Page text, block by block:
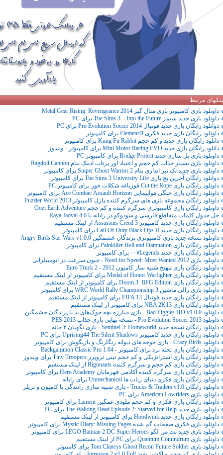
مرتبط
داونلود بازی کامپیوتر بازی متال گیر 2014 Metal Gear Rising: Revengeance
داونلود بازی جدید سیمز The Sims 3 – Into the Future برای PC
دوانلود رایگان بازی جدید فوتبال Pro Evolution Soccer 2014 برای PC
داونلود رایگان بازی جدید فکری Element4l برای کامپیوتر
دانلود رایگان بازی جدید و کم حجم Kung Fu Rabbit برای کامپیوتر
دانلود رایگان بازی جدید Mini Motor Racing EVO برای کامپیوتر - ویندوز
داونلود بازی پل سازی جدید Bridge Project برای کامپیوتر PC
داونلود بازی بسیار جذاب کم حجم و اعتیاد آور پرتاب آدمک بنام Ragdoll Cannon
داونلود بازی جدید تک تیز اندازی بنام Sniper Ghost Warrior 2 برای کامپیوتر
دوانلود رایگان آخرین پچ بازی The Sims 3 University Life برای کامپیوتر
داونلود رایگان بازی Cut the Rope قورباغه شکلات خور برای کامپیوتر PC
داونلود رایگان بازی جنگی هواپیمایی Ace Combat: Assault Horizon برای کامپیوتر
داونلود رایگان مجموعه بازی های سرگرم کننده پازل کامپیوتر Puzzler World 2013
داونلود رایگان بازی کامپیوتری سرگرم کننده و کم حجم Oozi Earth Adventure
حل جدول کلمات متقاطع فارسی و سودوکو در رایانه با Raya Jadval 4.0
داونلود رایگان بازی جدید کامپیوتر Assassins Creed 3 از لینک مستقیم
داونلود رایگان بازی جدید Call Of Duty Black Ops II برای کامپیوتر
داونلود نسخه جدید بازی کامپیوتری پرندگان خشمگین Angry Birds Star Wars v1.0.0
داونلود رایگان بازی Painkiller Hell and Damnation برای کامپیوتر
داونلود رایگان بازی جدید ۰۰۷Legends برای کامپیوتر
داونلود بازی Need for Speed: Most Wanted 2012 - جنون سرعت در اتومبیلرانی
داونلود رایگان بازی مهیج شبیه ساز کامیون Euro Truck 2 - 2012
داونلود رایگان بازی Medal of Honor Warfighter برای کامپیوتر از لینک مستقیم
داونلود رایگان بازی Doom 3: BFG Edition برای کامپیوتر از لینک مستقیم
داونلود بازی رالی ماشین WRC World Rally Championship 3 برای کامپیوتر
داونلود رایگان بازی جدید فوتبال FIFA 13 برای کامپیوتر از لینک مستقیم
داونلود رایگان بازی NBA 2K13 برای کامپیوتر از لینک مستقیم
داونلود Bad Piggies HD v1.0.0 - بازی مبارزه بچه خوک‌های بد با پرندگان خشمگین
داونلود Pro Evolution Soccer 2013 - نسخه نهایی بازی جذاب PES 2013
داونلود رایگان نسخه جدید Sentinel 3: Homeworld - بازی نگهبان ۳ خانه
داونلود رایگان بازی جدید کامپیوتر Uprising44 The Silent Shadows برای PC
داونلود Crazy Birds - بازی جوجه های دیوانه رنگارنگ و بازیگوش برای کامپیوتر
داونلود رایگان بازی تخته نرد برای کامپیوتر - Backgammon Classic Pro 1.04
داونلود رایگان بازی استراتژیکی و کم حجم تینی تروپرز Tiny Troopers برای ویندوز
داونلود رایگان بازی کم حجم و سرگرم کننده Rigonauts از لینک مستقیم
داونلود رایگان بازی سرگرم کننده آکادمی قهرمانان Hero Academy برای کامپیوتر
داونلود رایگان بازی فکری دنیای ربات ها Unmechanical برای رایانه
داونلود رایگان Trucks & Trailers v1.0 - بازی شبیه سازی رانندگی با کامیون و تریلر
داونلود بازی American Lowriders برای PC
داونلود رایگان بازی فکری و کم حجم ملودی غمگین Lament برای کامپیوتر
داونلود بازی جدید The Walking Dead Episode 2: Starved for Help برای PC
داونلود رایگان بازی جدید Hoodwink برای کامپیوتر از لینک مستقیم
داونلود بازی فکری صفحات گم شده Mystic Diary: Missing Pages برای کامپیوتر
داونلود بازی جدید بت من لگو LEGO Batman 2 DC Super Heroes برای کامپیوتر
داونلود بازی Quantum Conundrum برای PC از لینک مستقیم
داونلود بازی Tom Clancys Ghost Recon Future Soldier برای کامپیوتر